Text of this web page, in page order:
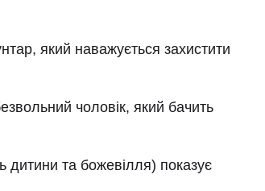
який наважується захистити
чоловік, який бачить
дитини та божевілля) показує